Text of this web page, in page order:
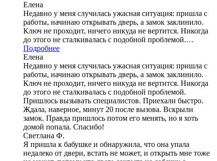
Елена
Недавно у меня случилась ужасная ситуация: пришла с
работы, начинаю открывать дверь, а замок заклинило.
Ключ не проходит, ничего никуда не вертится. Никогда
до этого не сталкивалась с подобной проблемой.…
Подробнее
Елена
Недавно у меня случилась ужасная ситуация: пришла с
работы, начинаю открывать дверь, а замок заклинило.
Ключ не проходит, ничего никуда не вертится. Никогда
до этого не сталкивалась с подобной проблемой.
Пришлось вызывать специалистов. Приехали быстро.
Ждала, наверное, минут 20 после вызова. Вскрыли
замок. Правда пришлось потом его менять, но я хоть
домой попала. Спасибо!
Светлана Ф.
Я пришла к бабушке и обнаружила, что она упала
недалеко от двери, встать не может, и открыть мне тоже